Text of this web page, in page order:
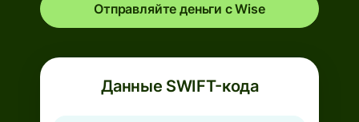
Отправляйте деньги с Wise
Данные SWIFT-кода